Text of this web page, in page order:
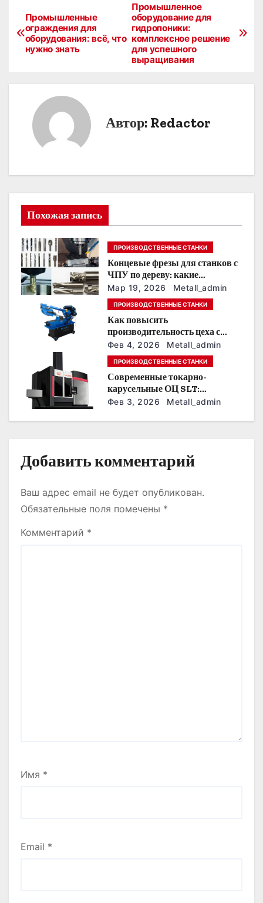
Н
а
и
я
п
о
з
а
Промышленное
оборудование для
гидропоники:
комплексное решение
для успешного
выращивания
Промышленные
ограждения для
оборудования: всё, что
нужно знать
Автор: Redactor
Похожая запись
ПРОИЗВОДСТВЕННЫЕ СТАНКИ
Концевые фрезы для станков с
ЧПУ по дереву: какие
выбирать для 3D‑резьбы,
фасадов и панно
Мар 19, 2026 Metall_admin
ПРОИЗВОДСТВЕННЫЕ СТАНКИ
Как повысить
производительность цеха с
помощью станков для резки
листового металла
Фев 4, 2026 Metall_admin
ПРОИЗВОДСТВЕННЫЕ СТАНКИ
Современные токарно-
карусельные ОЦ SLT:
автоматизация, точность и
Фев 3, 2026 Metall_admin
Добавить комментарий
Ваш адрес email не будет опубликован.
Обязательные поля помечены *
Комментарий *
Имя *
Email *